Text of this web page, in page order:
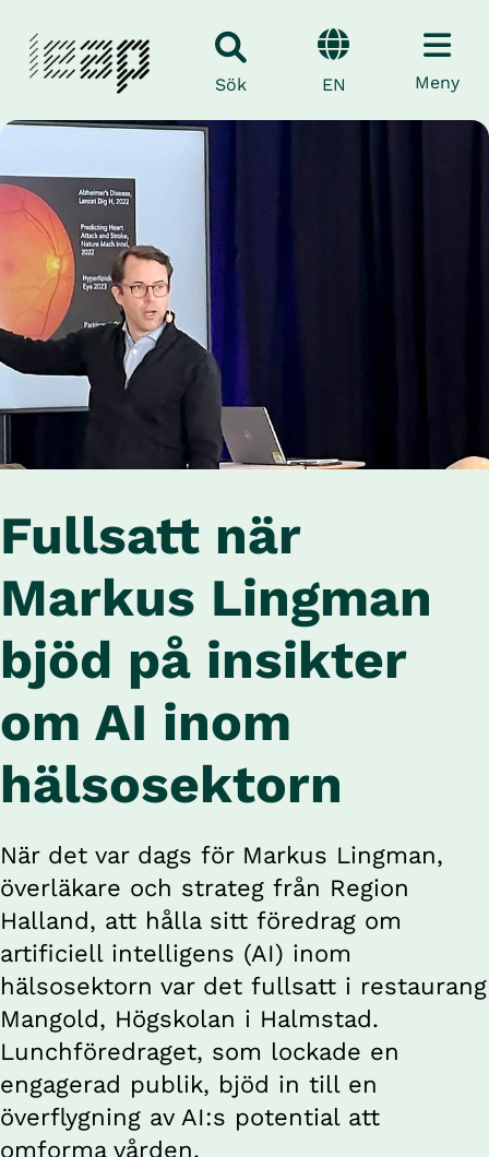
Sök EN Meny
Fullsatt när
Markus Lingman
bjöd på insikter
om AI inom
hälsosektorn
När det var dags för Markus Lingman,
överläkare och strateg från Region
Halland, att hålla sitt föredrag om
artificiell intelligens (AI) inom
hälsosektorn var det fullsatt i restaurang
Mangold, Högskolan i Halmstad.
Lunchföredraget, som lockade en
engagerad publik, bjöd in till en
överflygning av AI:s potential att
omforma vården.